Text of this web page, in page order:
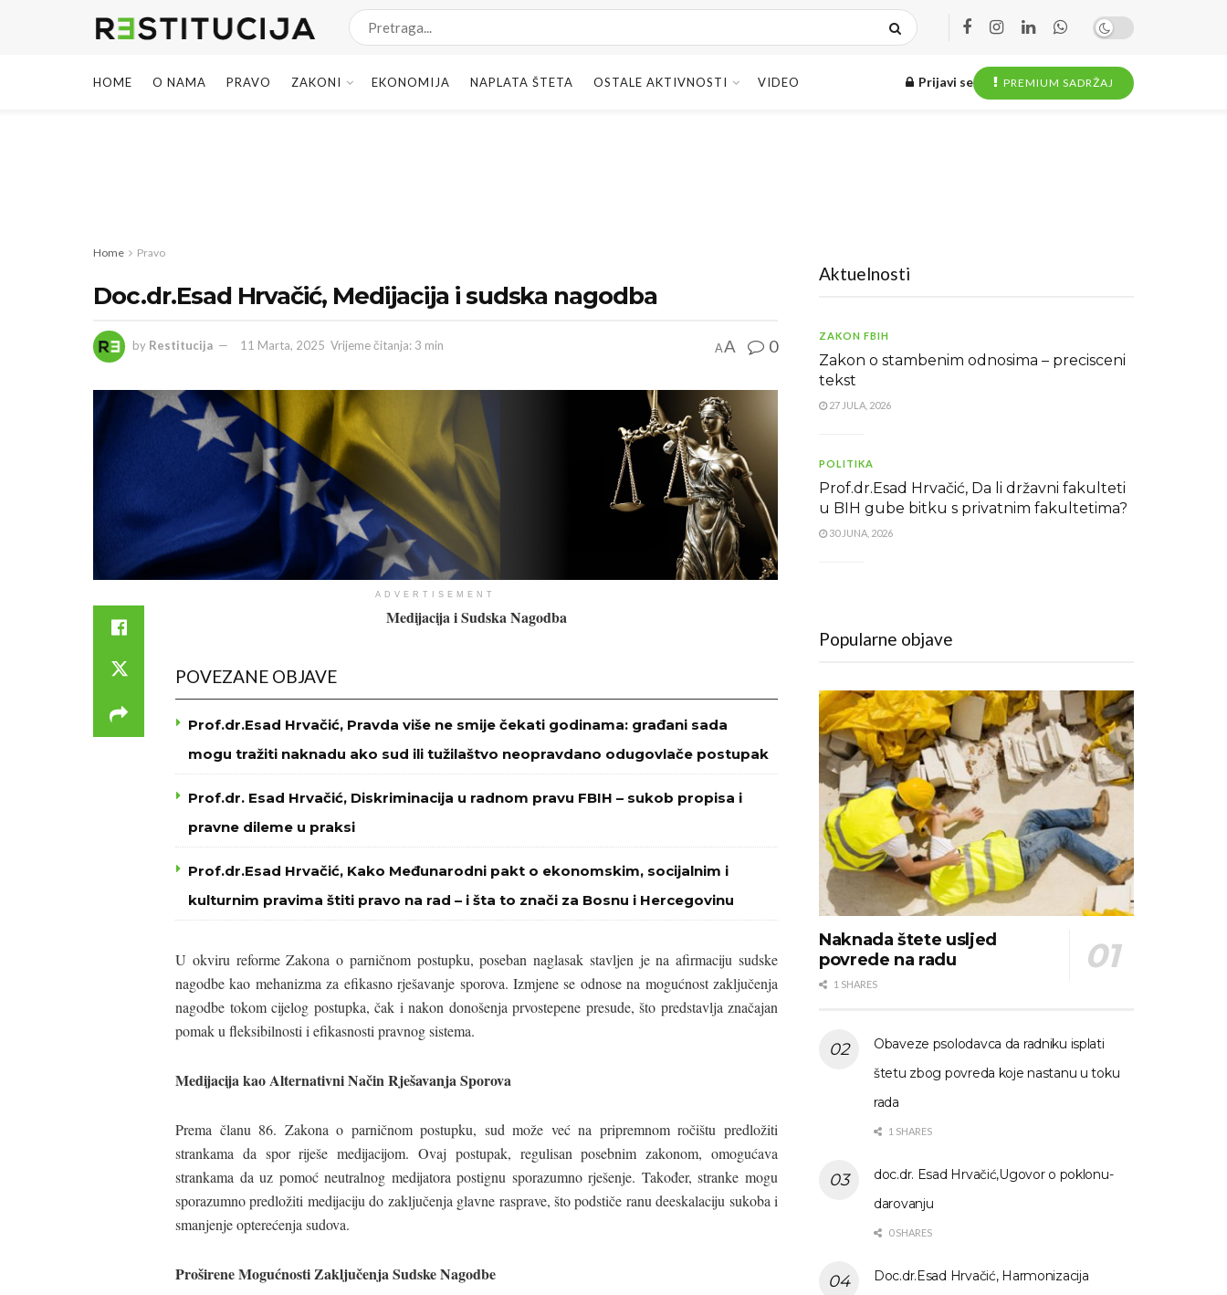
HOME O NAMA PRAVO ZAKONI EKONOMIJA NAPLATA ŠTETA OSTALE AKTIVNOSTI VIDEO Prijavi se PREMIUM SADRŽAJ
Home Pravo
Doc.dr.Esad Hrvačić, Medijacija i sudska nagodba
by Restitucija 11 Marta, 2025 Vrijeme čitanja: 3 min AA 0
ADVERTISEMENT
Medijacija i Sudska Nagodba
POVEZANE OBJAVE
Prof.dr.Esad Hrvačić, Pravda više ne smije čekati godinama: građani sada
mogu tražiti naknadu ako sud ili tužilaštvo neopravdano odugovlače postupak
Prof.dr. Esad Hrvačić, Diskriminacija u radnom pravu FBIH – sukob propisa i
pravne dileme u praksi
Prof.dr.Esad Hrvačić, Kako Međunarodni pakt o ekonomskim, socijalnim i
kulturnim pravima štiti pravo na rad – i šta to znači za Bosnu i Hercegovinu
U okviru reforme Zakona o parničnom postupku, poseban naglasak stavljen je na afirmaciju sudske
nagodbe kao mehanizma za efikasno rješavanje sporova. Izmjene se odnose na mogućnost zaključenja
nagodbe tokom cijelog postupka, čak i nakon donošenja prvostepene presude, što predstavlja značajan
pomak u fleksibilnosti i efikasnosti pravnog sistema.
Medijacija kao Alternativni Način Rješavanja Sporova
Prema članu 86. Zakona o parničnom postupku, sud može već na pripremnom ročištu predložiti
strankama da spor riješe medijacijom. Ovaj postupak, regulisan posebnim zakonom, omogućava
strankama da uz pomoć neutralnog medijatora postignu sporazumno rješenje. Također, stranke mogu
sporazumno predložiti medijaciju do zaključenja glavne rasprave, što podstiče ranu deeskalaciju sukoba i
smanjenje opterećenja sudova.
Proširene Mogućnosti Zaključenja Sudske Nagodbe
Aktuelnosti
ZAKON FBIH
Zakon o stambenim odnosima – precisceni
tekst
27 JULA, 2026
POLITIKA
Prof.dr.Esad Hrvačić, Da li državni fakulteti
u BIH gube bitku s privatnim fakultetima?
30 JUNA, 2026
Popularne objave
Naknada štete usljed
povrede na radu
1 SHARES
Obaveze psolodavca da radniku isplati
štetu zbog povreda koje nastanu u toku
rada
1 SHARES
doc.dr. Esad Hrvačić,Ugovor o poklonu-
darovanju
0 SHARES
Doc.dr.Esad Hrvačić, Harmonizacija